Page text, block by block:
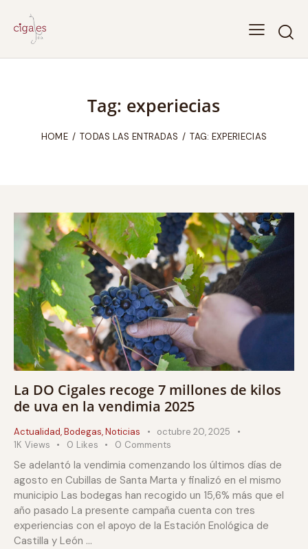
Tag: experiecias
HOME TODAS LAS ENTRADAS TAG: EXPERIECIAS
La DO Cigales recoge 7 millones de kilos
de uva en la vendimia 2025
Actualidad,Bodegas,Noticias
octubre 20, 2025
1K Views 0 Likes 0 Comments
Se adelantó la vendimia comenzando los últimos días de
agosto en Cubillas de Santa Marta y finalizó en el mismo
municipio Las bodegas han recogido un 15,6% más que el
año pasado La presente campaña cuenta con tres
experiencias con el apoyo de la Estación Enológica de
Castilla y León …